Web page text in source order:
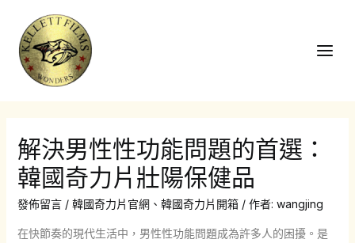
解決男性性功能問題的首選：
韓國奇力片壯陽保健品
發佈留言 / 韓國奇力片官網、 韓國奇力片開箱/ 作者: wangjing
在快節奏的現代生活中，男性性功能問題成為許多人的困擾。是